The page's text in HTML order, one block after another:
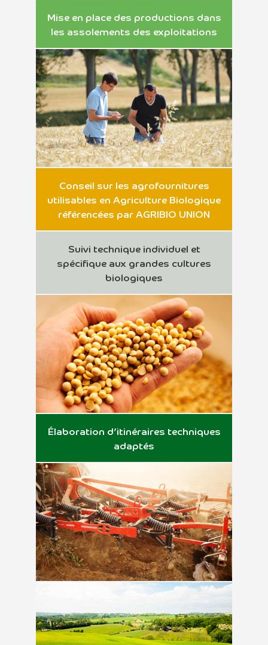
Mise en place des productions dans
les assolements des exploitations
Conseil sur les agrofournitures
utilisables en Agriculture Biologique
référencées par AGRIBIO UNION
Suivi technique individuel et
spécifique aux grandes cultures
biologiques
Élaboration d’itinéraires techniques
adaptés